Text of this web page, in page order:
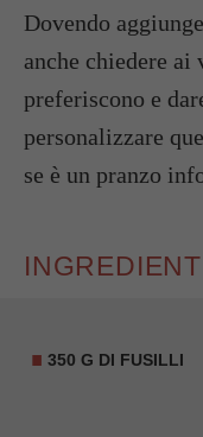
Dovendo
anche chiedere ai
preferiscono e
personalizzare
se è un pranzo
350 G DI FUSILLI